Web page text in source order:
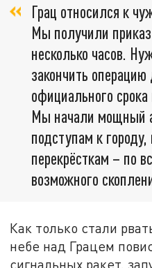
Грац относился к
Мы получили
несколько часов.
закончить
официального
Мы начали мощный
подступам к
перекрёсткам – по
возможного
Как только стали
небе над Грацем
сигнальных ракет,